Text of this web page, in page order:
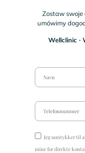
Zostaw swoje
umówimy
Wellclinic ∙
Jeg samtykker til
mine for direkte